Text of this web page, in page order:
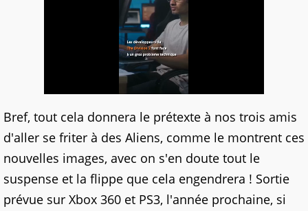
Bref, tout cela donnera le prétexte à nos trois amis
d'aller se friter à des Aliens, comme le montrent ces
nouvelles images, avec on s'en doute tout le
suspense et la flippe que cela engendrera ! Sortie
prévue sur Xbox 360 et PS3, l'année prochaine, si